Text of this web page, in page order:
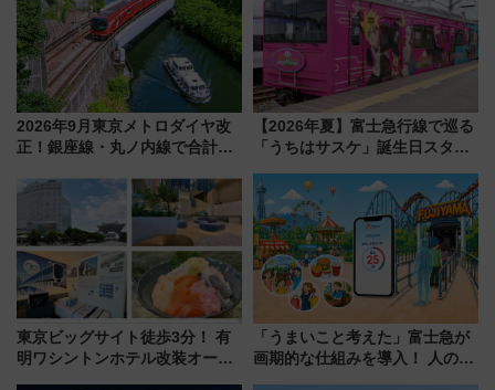
2026年9月東京メトロダイヤ改
正！銀座線・丸ノ内線で合計
待
【2026年夏】富士急行線で巡る
「うちはサスケ」誕生日スタン
定グルメ＆グッズ徹底ガイド
東京ビッグサイト徒歩3分！ 有
明ワシントンホテル改装オープ
「うまいこと考えた」富士急が
画期的な仕組みを導入！ 人のか